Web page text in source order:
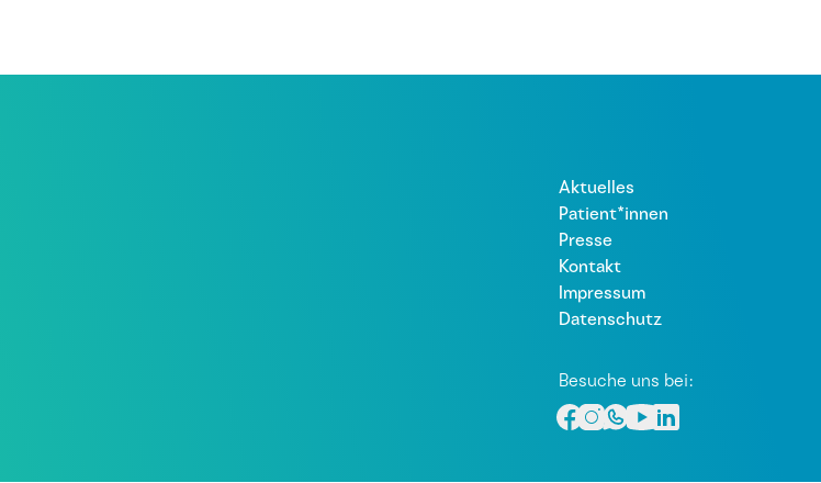
Aktuelles
Patient*innen
Presse
Kontakt
Impressum
Datenschutz
Besuche uns bei: